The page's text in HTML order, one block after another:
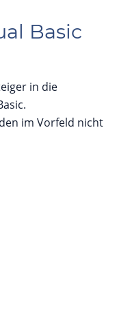
Basic
in die
im Vorfeld nicht